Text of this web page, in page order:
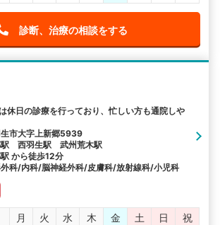
診断、治療の相談をする
休日の診療を行っており、忙しい方も通院しや
市大字上新郷5939
駅 西羽生駅 武州荒木駅
から徒歩12分
科/内科/脳神経外科/皮膚科/放射線科/小児科
月 火 水 木 金 土 日
祝